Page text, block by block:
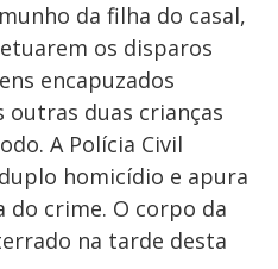
da filha do casal,
os disparos
encapuzados
outras duas crianças
A Polícia Civil
homicídio e apura
do crime. O corpo da
na tarde desta